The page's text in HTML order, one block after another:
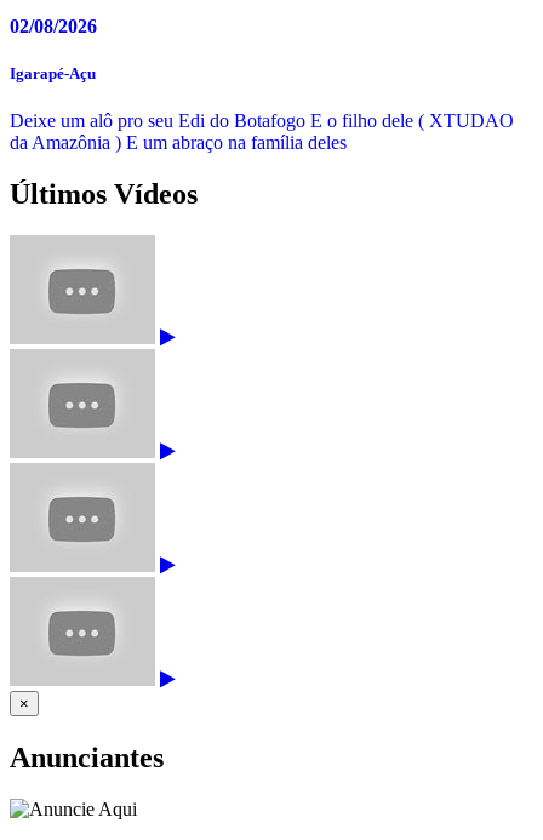
02/08/2026
Igarapé-Açu
Deixe um alô pro seu Edi do Botafogo E o filho dele ( XTUDAO
da Amazônia ) E um abraço na família deles
Últimos Vídeos
×
Anunciantes